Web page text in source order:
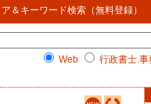
＆キーワード検索（無料登録）
Web 行政書士.